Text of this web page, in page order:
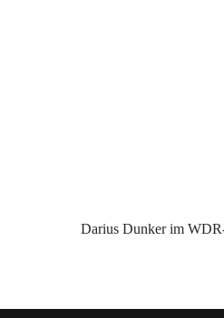
Darius Dunker im